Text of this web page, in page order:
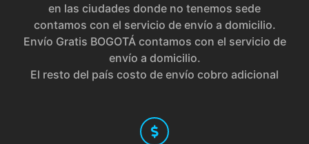
en las ciudades donde no tenemos sede
contamos con el servicio de envío a domicilio.
Envío Gratis BOGOTÁ contamos con el servicio de
envío a domicilio.
El resto del país costo de envío cobro adicional